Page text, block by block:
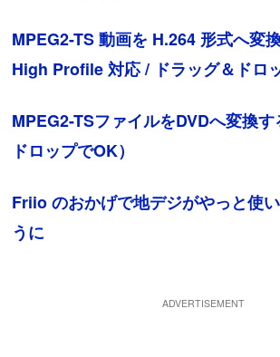
MPEG2-TS 動画を H.264 形式へ変
High Profile 対応 / ドラッグ＆ドロ
MPEG2-TSファイルをDVDへ変換
ドロップでOK）
Friio のおかげで地デジがやっと使
うに